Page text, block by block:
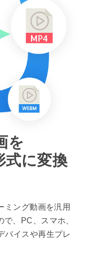
を
式に変換
ミング動画を汎用
、PC、スマホ、
バイスや再生プレ